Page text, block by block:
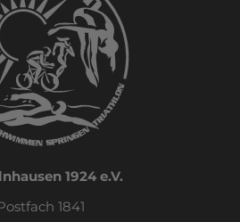
1924 e.V.
1841